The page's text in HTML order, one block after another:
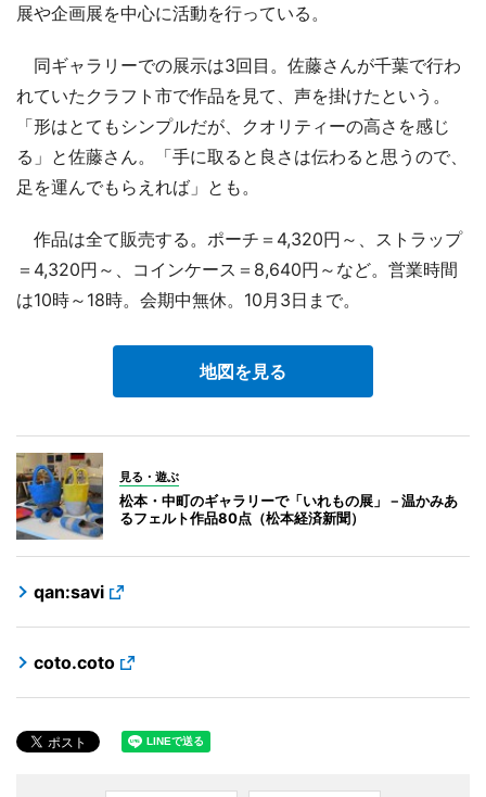
展や企画展を中心に活動を行っている。
同ギャラリーでの展示は3回目。佐藤さんが千葉で行わ
れていたクラフト市で作品を見て、声を掛けたという。
「形はとてもシンプルだが、クオリティーの高さを感じ
る」と佐藤さん。「手に取ると良さは伝わると思うので、
足を運んでもらえれば」とも。
作品は全て販売する。ポーチ＝4,320円～、ストラップ
＝4,320円～、コインケース＝8,640円～など。営業時間
は10時～18時。会期中無休。10月3日まで。
地図を見る
見る・遊ぶ
松本・中町のギャラリーで「いれもの展」－温かみあ
るフェルト作品80点（松本経済新聞）
qan:savi
coto.coto